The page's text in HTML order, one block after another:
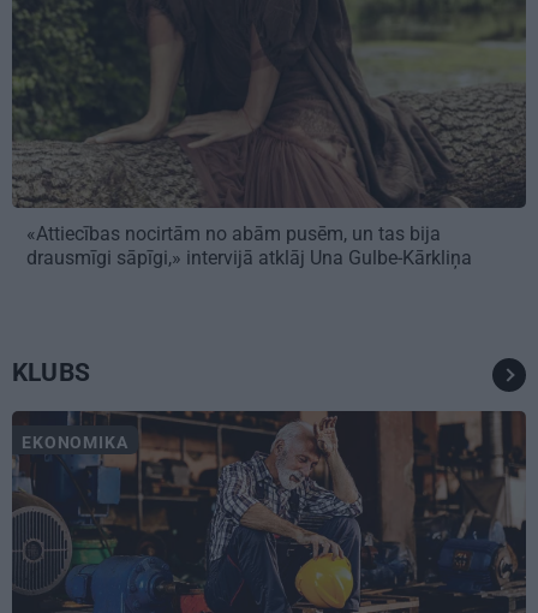
«Attiecības nocirtām no abām pusēm, un tas bija
drausmīgi sāpīgi,» intervijā atklāj Una Gulbe-Kārkliņa
KLUBS
EKONOMIKA